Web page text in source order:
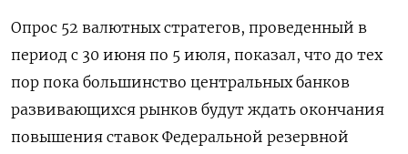
Опрос 52 валютных стратегов, проведенный в
период с 30 июня по 5 июля, показал, что до тех
пор пока большинство центральных банков
развивающихся рынков будут ждать окончания
повышения ставок Федеральной резервной